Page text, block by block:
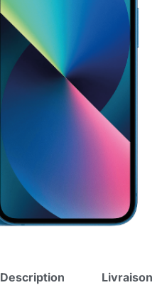
Description Livraison